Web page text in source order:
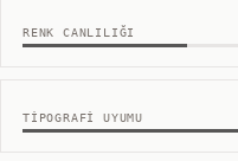
RENK CANLILIĞI
TIPOGRAFI UYUMU